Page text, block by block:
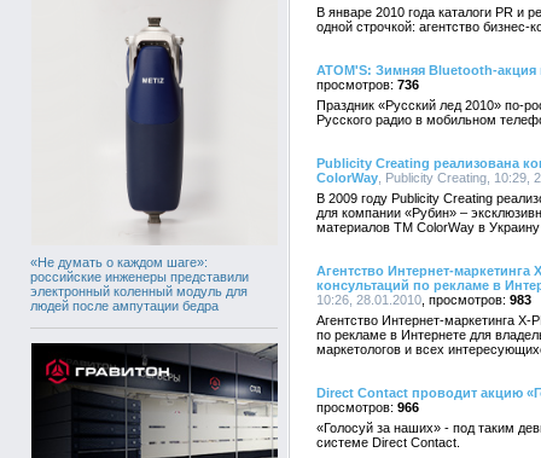
«Не думать о каждом шаге»:
российские инженеры представили
электронный коленный модуль для
людей после ампутации бедра
В январе 2010 года каталоги PR и
одной строчкой: агентство бизнес-
ATOM'S: Зимняя Bluetooth-акция
736
Праздник «Русский лед 2010» по-
Русского радио в мобильном
Publicity Creating реализована
ColorWay , Publicity Creating, 10:29,
В 2009 году Publicity Creating
для компании «Рубин» –
материалов ТМ ColorWay в
Агентство Интернет-
консультаций по рекламе в
10:26, 28.01.2010
983
Агентство Интернет-маркетинга
по рекламе в Интернете для
маркетологов и всех
Direct Contact проводит акцию
966
«Голосуй за наших» - под таким
системе Direct Contact.